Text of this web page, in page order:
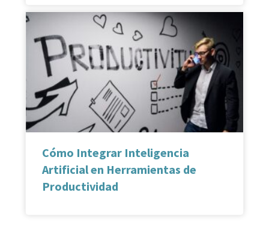
Cómo Integrar Inteligencia
Artificial en Herramientas de
Productividad